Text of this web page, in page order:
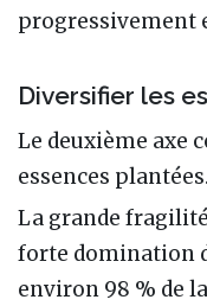
progressivement
Diversifier les
Le deuxième axe
essences plantées.
La grande
forte domination
environ 98 % de